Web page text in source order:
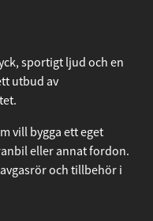
sportigt ljud och en
utbud av
vill bygga ett eget
eller annat fordon.
och tillbehör i